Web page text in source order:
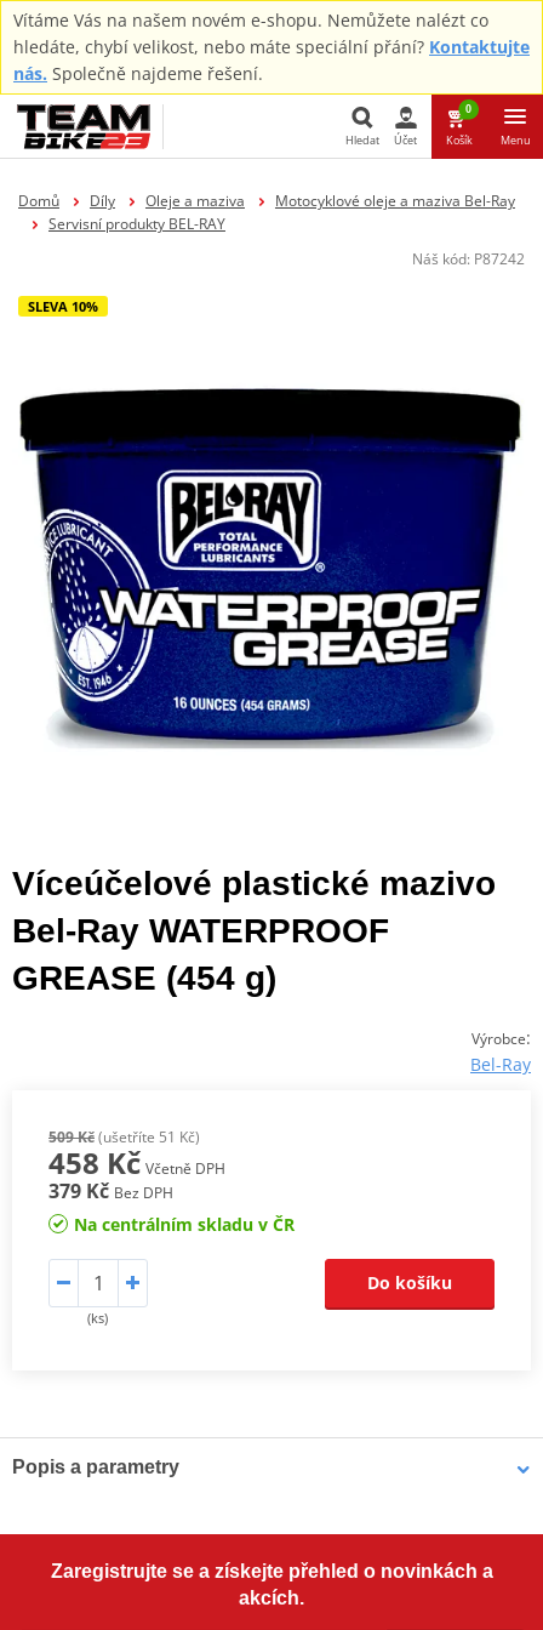
Vítáme Vás na našem novém e-shopu. Nemůžete nalézt co
hledáte, chybí velikost, nebo máte speciální přání? Kontaktujte
nás. Společně najdeme řešení.
Hledat
Hledat Účet
0
Košík Menu
Domů Díly Oleje a maziva
Motocyklové oleje a maziva Bel-Ray
Servisní produkty BEL-RAY
Náš kód: P87242
SLEVA 10%
Víceúčelové plastické mazivo
Bel-Ray WATERPROOF
GREASE (454 g)
Výrobce:
Bel-Ray
509 Kč(ušetříte 51 Kč)
458 Kč Včetně DPH
379 Kč Bez DPH
Na centrálním skladu v ČR
(ks)
Do košíku
Popis a parametry
víceúčelová vazelína. Vynikající odolnost vůči vodě, včetně slané,
zajišťuje stálé těsnění a ochranu. Ideální proložiska kol, hlavová
složení, spojení tlumičů, čepy kyvných ramen
Zaregistrujte se a získejte přehled o novinkách a
akcích.